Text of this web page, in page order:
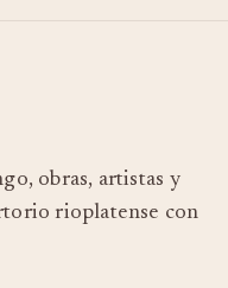
obras, artistas y
rioplatense con